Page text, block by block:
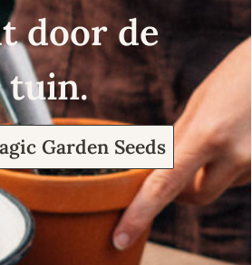
door de
tuin.
Garden Seeds